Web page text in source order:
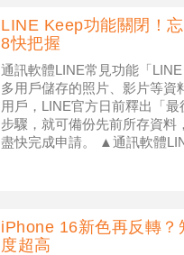
LINE Keep功能關閉！
8快把握
通訊軟體LINE常見功能「
多用戶儲存的照片、影片等資
用戶，LINE官方日前釋出「
步驟，就可備份先前所存資料
盡快完成申請。 ▲通訊軟體
iPhone 16新色再反轉
度超高